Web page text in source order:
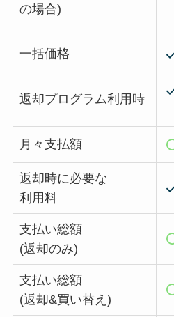
の場合)
一括価格
返却プログラム利用時
月々支払額
返却時に必要な
利用料
支払い総額
(返却のみ)
支払い総額
(返却&買い替え)